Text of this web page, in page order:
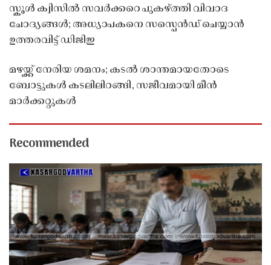
സ്കൂൾ ക്വിസിൽ സവർക്കറെ പുകഴ്ത്തി വിവാദ
ചോദ്യങ്ങൾ; അധ്യാപകനെ സസ്പെൻഡ് ചെയ്യാൻ
ഉത്തരവിട്ട് ഡിജിഇ
മഴയ്ക്ക് നേരിയ ശമനം; കടൽ ശാന്തമായതോടെ
ബോട്ടുകൾ കടലിലിറങ്ങി, സജീവമായി മീൻ
മാർക്കറ്റുകൾ
Recommended